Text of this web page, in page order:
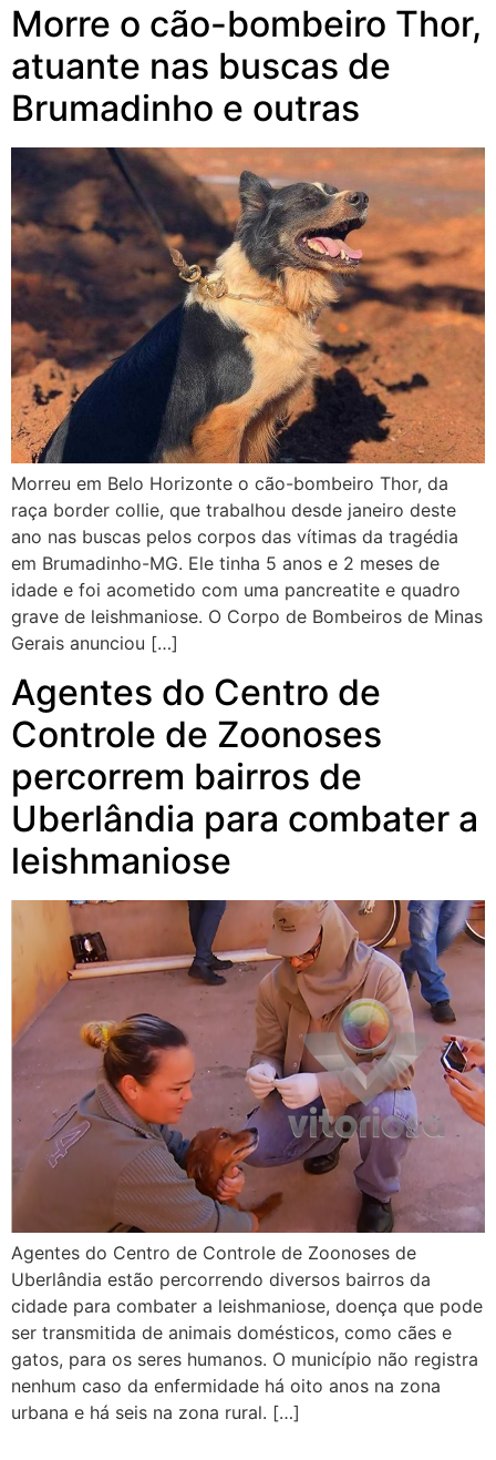
Morre o cão-bombeiro Thor,
atuante nas buscas de
Brumadinho e outras
Morreu em Belo Horizonte o cão-bombeiro Thor, da
raça border collie, que trabalhou desde janeiro deste
ano nas buscas pelos corpos das vítimas da tragédia
em Brumadinho-MG. Ele tinha 5 anos e 2 meses de
idade e foi acometido com uma pancreatite e quadro
grave de leishmaniose. O Corpo de Bombeiros de Minas
Gerais anunciou […]
Agentes do Centro de
Controle de Zoonoses
percorrem bairros de
Uberlândia para combater a
leishmaniose
Agentes do Centro de Controle de Zoonoses de
Uberlândia estão percorrendo diversos bairros da
cidade para combater a leishmaniose, doença que pode
ser transmitida de animais domésticos, como cães e
gatos, para os seres humanos. O município não registra
nenhum caso da enfermidade há oito anos na zona
urbana e há seis na zona rural. […]